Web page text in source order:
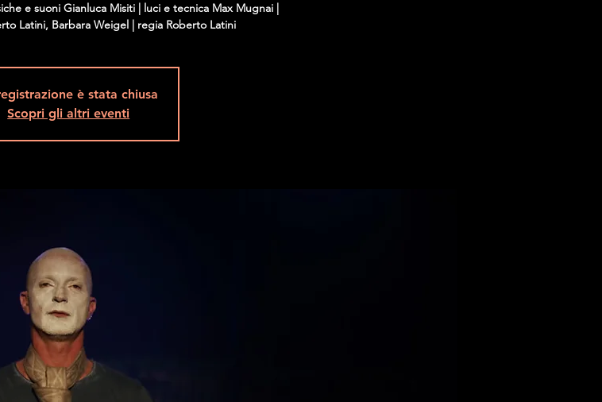
e suoni Gianluca Misiti | luci e tecnica Max Mugnai |
Latini, Barbara Weigel | regia Roberto Latini
è stata chiusa
Scopri gli altri eventi